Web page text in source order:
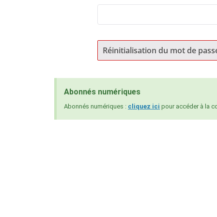
Réinitialisation du mot de
Abonnés numériques
Abonnés numériques : cliquez ici pour accéder à la